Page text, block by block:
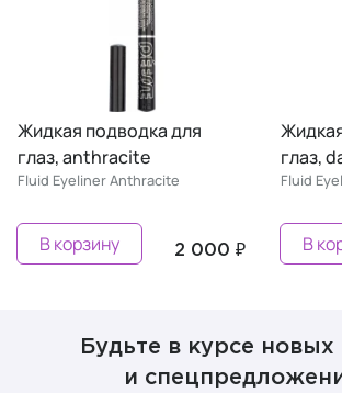
Жидкая подводка для
глаз, anthracite
Fluid Eyeliner Anthracite
2 000 ₽
В корзину
глаз,
Fluid
В
Будьте в курсе новых
и